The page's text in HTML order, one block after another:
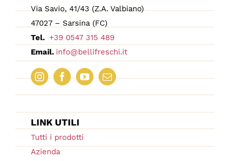
Via Savio, 41/43 (Z.A. Valbiano)
47027 – Sarsina (FC)
Tel. +39 0547 315 489
Email. info@bellifreschi.it
LINK UTILI
Tutti i prodotti
Azienda